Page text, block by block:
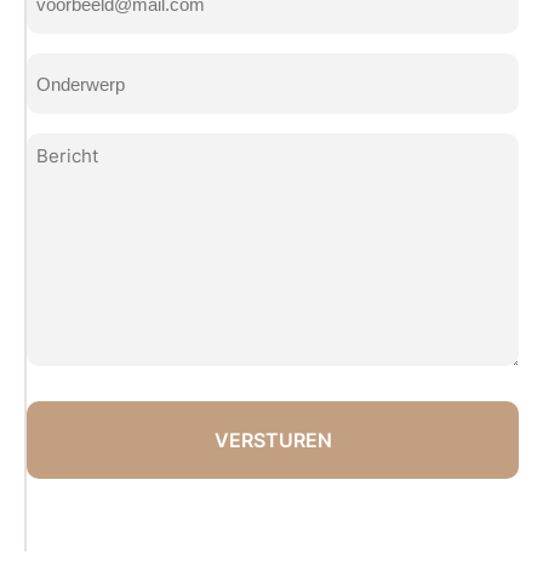
mailadres
Bericht